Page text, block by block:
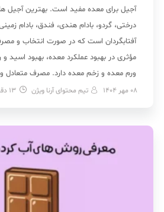
آجیل برای معده مفید است. بهترین آجیل ها
درختی، گردو، بادام هندی، فندق، بادام
آفتابگردان است که در صورت انتخاب و
مؤثری در بهبود عملکرد معده، بهبود اسید
ورم معده و زخم معده دارد. مصرف متعادل و
08 مهر 1404 تیم محتوای آرنا ویژن 13